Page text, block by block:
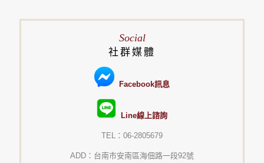
Social
社群媒體
Facebook訊息
Line線上諮詢
TEL：06-2805679
ADD：台南市安南區海佃路一段92號